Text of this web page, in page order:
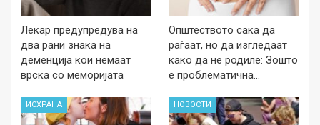
Лекар предупредува на
два рани знака на
деменција кои немаат
врска со меморијата
Општеството сака да
раѓаат, но да изгледаат
како да не родиле: Зошто
е проблематична…
ИСХРАНА НОВОСТИ